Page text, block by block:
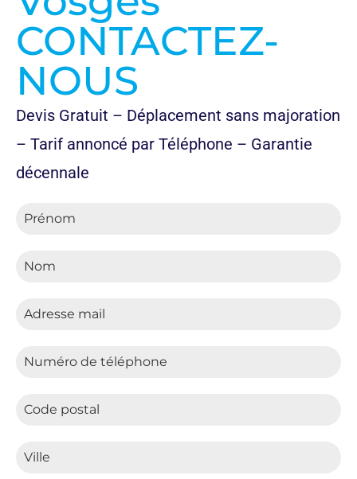
CONTACTEZ-
NOUS
Devis Gratuit – Déplacement sans majoration
– Tarif annoncé par Téléphone – Garantie
décennale